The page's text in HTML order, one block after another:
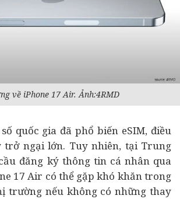
về iPhone 17 Air. Ảnh:4RMD
quốc gia đã phổ biến eSIM, điều
trở ngại lớn. Tuy nhiên, tại Trung
đăng ký thông tin cá nhân qua
17 Air có thể gặp khó khăn trong
trường nếu không có những thay